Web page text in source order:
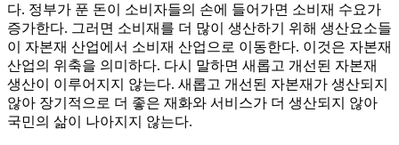
다. 정부가 푼 돈이 소비자들의 손에 들어가면 소비재 수요가
증가한다. 그러면 소비재를 더 많이 생산하기 위해 생산요소들
이 자본재 산업에서 소비재 산업으로 이동한다. 이것은 자본재
산업의 위축을 의미하다. 다시 말하면 새롭고 개선된 자본재
생산이 이루어지지 않는다. 새롭고 개선된 자본재가 생산되지
않아 장기적으로 더 좋은 재화와 서비스가 더 생산되지 않아
국민의 삶이 나아지지 않는다.